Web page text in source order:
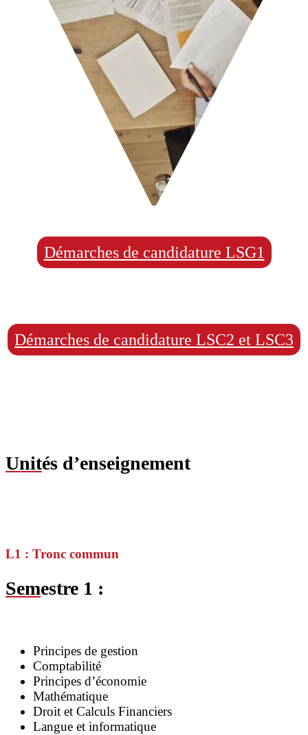
Démarches de candidature LSG1
Démarches de candidature LSC2 et LSC3
Unités d’enseignement
L1 : Tronc commun
Semestre 1 :
Principes de gestion
Comptabilité
Principes d’économie
Mathématique
Droit et Calculs Financiers
Langue et informatique